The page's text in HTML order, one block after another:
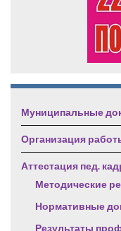
Муниципальные
Организация
Аттестация пед.
Методические
Нормативные
Результаты